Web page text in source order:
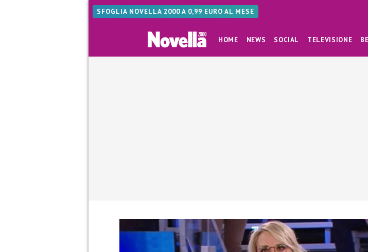
SFOGLIA NOVELLA 2000 A 0,99 EURO AL MESE
HOME NEWS SOCIAL TELEVISIONE